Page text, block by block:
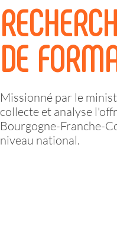
DE
Missionné par le
collecte et analyse
Bourgogne-Franche-
niveau national.